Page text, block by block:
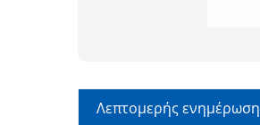
Λεπτομερής ενημέρωση